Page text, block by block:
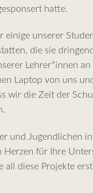
hatte.
einige unserer
die sie
Lehrer*innen
Laptop von uns
wir die Zeit der
und Jugendlichen
Herzen für Ihre
all diese Projekte